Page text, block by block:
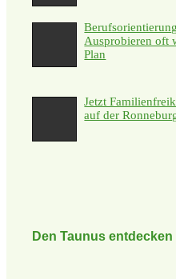
Ausprobieren oft
Plan
Jetzt
auf der
Den Taunus entdecken